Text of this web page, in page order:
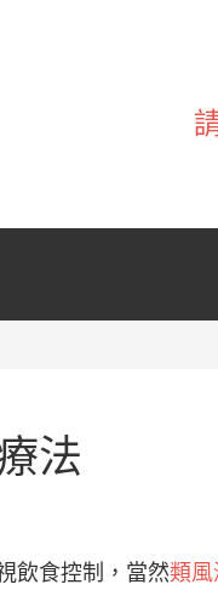
法
飲食控制，當然類風